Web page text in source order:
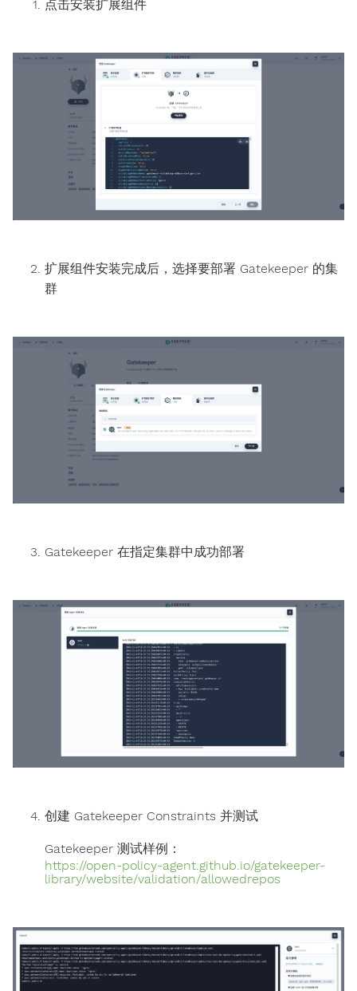
点击安装扩展组件
扩展组件安装完成后，选择要部署 Gatekeeper 的集
群
Gatekeeper 在指定集群中成功部署
创建 Gatekeeper Constraints 并测试
Gatekeeper 测试样例：
https://open-policy-agent.github.io/gatekeeper-
library/website/validation/allowedrepos